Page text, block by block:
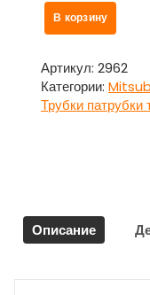
Количество
товара
(катушка-
ограничитель)
заднего
/
Mitsubishi
В корзину
Артикул: 2962
Категории:
Трубки патрубки
Описание